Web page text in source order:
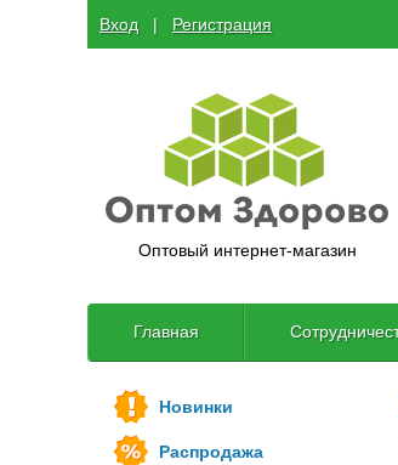
Вход
  |
Регистрация
Оптовый интернет-магазин
Главная
Новинки
Распродажа